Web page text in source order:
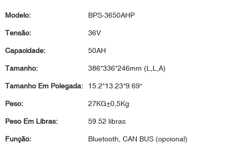
Modelo: BPS-3650AHP
Tensão: 36V
Capacidade: 50AH
Tamanho: 386*336*246mm (L,L,A)
Tamanho Em Polegada: 15.2*13.23*9.69"
Peso: 27KG±0,5Kg
Peso Em Libras: 59.52 libras
Função: Bluetooth, CAN BUS (opcional)